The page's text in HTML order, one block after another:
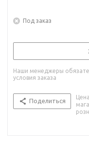
Под заказ
Наши менеджеры
условия заказа
Поделиться